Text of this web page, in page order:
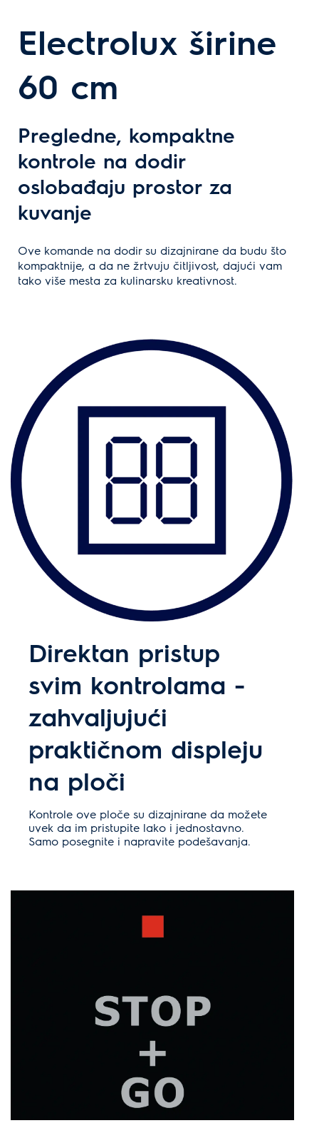
Electrolux širine
60 cm
Pregledne, kompaktne
kontrole na dodir
oslobađaju prostor za
kuvanje
Ove komande na dodir su dizajnirane da budu što
kompaktnije, a da ne žrtvuju čitljivost, dajući vam
tako više mesta za kulinarsku kreativnost.
Direktan pristup
svim kontrolama -
zahvaljujući
praktičnom displeju
na ploči
Kontrole ove ploče su dizajnirane da možete
uvek da im pristupite lako i jednostavno.
Samo posegnite i napravite podešavanja.